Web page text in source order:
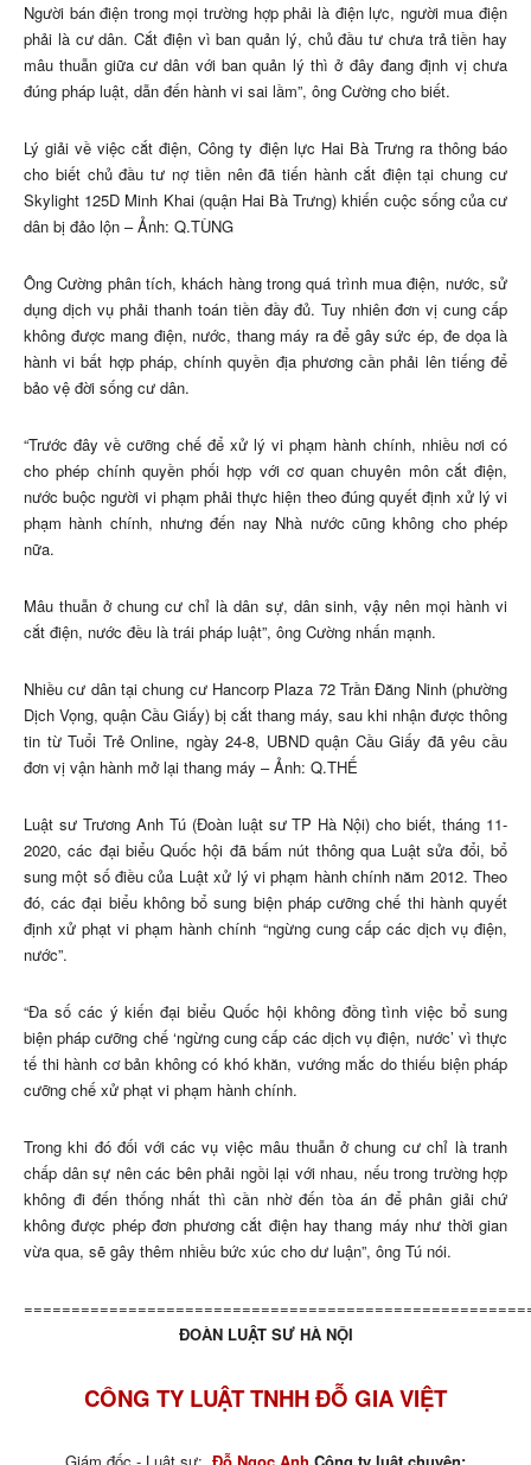
Người bán điện trong mọi trường hợp phải là điện lực, người mua điện
phải là cư dân. Cắt điện vì ban quản lý, chủ đầu tư chưa trả tiền hay
mâu thuẫn giữa cư dân với ban quản lý thì ở đây đang định vị chưa
đúng pháp luật, dẫn đến hành vi sai lầm”, ông Cường cho biết.
Lý giải về việc cắt điện, Công ty điện lực Hai Bà Trưng ra thông báo
cho biết chủ đầu tư nợ tiền nên đã tiến hành cắt điện tại chung cư
Skylight 125D Minh Khai (quận Hai Bà Trưng) khiến cuộc sống của cư
dân bị đảo lộn – Ảnh: Q.TÙNG
Ông Cường phân tích, khách hàng trong quá trình mua điện, nước, sử
dụng dịch vụ phải thanh toán tiền đầy đủ. Tuy nhiên đơn vị cung cấp
không được mang điện, nước, thang máy ra để gây sức ép, đe dọa là
hành vi bất hợp pháp, chính quyền địa phương cần phải lên tiếng để
bảo vệ đời sống cư dân.
“Trước đây về cưỡng chế để xử lý vi phạm hành chính, nhiều nơi có
cho phép chính quyền phối hợp với cơ quan chuyên môn cắt điện,
nước buộc người vi phạm phải thực hiện theo đúng quyết định xử lý vi
phạm hành chính, nhưng đến nay Nhà nước cũng không cho phép
nữa.
Mâu thuẫn ở chung cư chỉ là dân sự, dân sinh, vậy nên mọi hành vi
cắt điện, nước đều là trái pháp luật”, ông Cường nhấn mạnh.
Nhiều cư dân tại chung cư Hancorp Plaza 72 Trần Đăng Ninh (phường
Dịch Vọng, quận Cầu Giấy) bị cắt thang máy, sau khi nhận được thông
tin từ Tuổi Trẻ Online, ngày 24-8, UBND quận Cầu Giấy đã yêu cầu
đơn vị vận hành mở lại thang máy – Ảnh: Q.THẾ
Luật sư Trương Anh Tú (Đoàn luật sư TP Hà Nội) cho biết, tháng 11-
2020, các đại biểu Quốc hội đã bấm nút thông qua Luật sửa đổi, bổ
sung một số điều của Luật xử lý vi phạm hành chính năm 2012. Theo
đó, các đại biểu không bổ sung biện pháp cưỡng chế thi hành quyết
định xử phạt vi phạm hành chính “ngừng cung cấp các dịch vụ điện,
nước”.
“Đa số các ý kiến đại biểu Quốc hội không đồng tình việc bổ sung
biện pháp cưỡng chế ‘ngừng cung cấp các dịch vụ điện, nước’ vì thực
tế thi hành cơ bản không có khó khăn, vướng mắc do thiếu biện pháp
cưỡng chế xử phạt vi phạm hành chính.
Trong khi đó đối với các vụ việc mâu thuẫn ở chung cư chỉ là tranh
chấp dân sự nên các bên phải ngồi lại với nhau, nếu trong trường hợp
không đi đến thống nhất thì cần nhờ đến tòa án để phân giải chứ
không được phép đơn phương cắt điện hay thang máy như thời gian
vừa qua, sẽ gây thêm nhiều bức xúc cho dư luận”, ông Tú nói.
ĐOÀN LUẬT SƯ HÀ NỘI
CÔNG TY LUẬT TNHH ĐỖ GIA VIỆT